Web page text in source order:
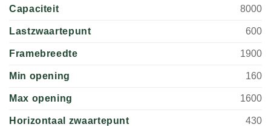
Capaciteit 8000
Lastzwaartepunt 600
Framebreedte 1900
Min opening 160
Max opening 1600
Horizontaal zwaartepunt 430